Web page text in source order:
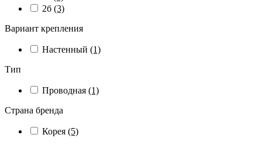
2б (3)
Вариант крепления
Настенный (1)
Тип
Проводная (1)
Страна бренда
Корея (5)